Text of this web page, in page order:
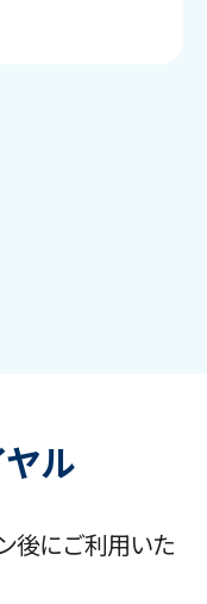
ル
後にご利用いた